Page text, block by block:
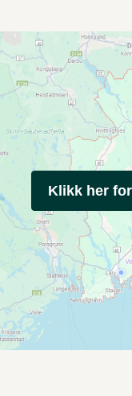
Klikk her